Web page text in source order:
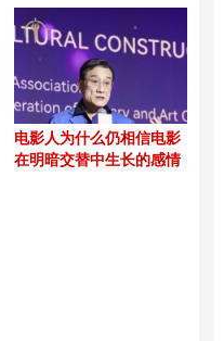
电影人为什么仍相信电影
在明暗交替中生长的感情